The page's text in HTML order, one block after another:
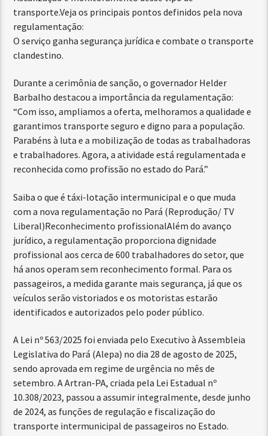
transporte.Veja os principais pontos definidos pela nova
regulamentação:
O serviço ganha segurança jurídica e combate o transporte
clandestino.
Durante a cerimônia de sanção, o governador Helder
Barbalho destacou a importância da regulamentação:
“Com isso, ampliamos a oferta, melhoramos a qualidade e
garantimos transporte seguro e digno para a população.
Parabéns à luta e a mobilização de todas as trabalhadoras
e trabalhadores. Agora, a atividade está regulamentada e
reconhecida como profissão no estado do Pará.”
Saiba o que é táxi-lotação intermunicipal e o que muda
com a nova regulamentação no Pará (Reprodução/ TV
Liberal)Reconhecimento profissionalAlém do avanço
jurídico, a regulamentação proporciona dignidade
profissional aos cerca de 600 trabalhadores do setor, que
há anos operam sem reconhecimento formal. Para os
passageiros, a medida garante mais segurança, já que os
veículos serão vistoriados e os motoristas estarão
identificados e autorizados pelo poder público.
A Lei nº 563/2025 foi enviada pelo Executivo à Assembleia
Legislativa do Pará (Alepa) no dia 28 de agosto de 2025,
sendo aprovada em regime de urgência no mês de
setembro. A Artran-PA, criada pela Lei Estadual nº
10.308/2023, passou a assumir integralmente, desde junho
de 2024, as funções de regulação e fiscalização do
transporte intermunicipal de passageiros no Estado.